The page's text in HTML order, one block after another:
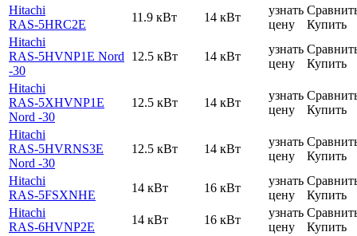
Hitachi
RAS-5HRC2E
11.9 кВт 14 кВт
узнать
цену
Купить
Hitachi
RAS-5HVNP1E Nord
-30
12.5 кВт 14 кВт
узнать
цену
Купить
Hitachi
RAS-5XHVNP1E
Nord -30
12.5 кВт 14 кВт
узнать
цену
Купить
Hitachi
RAS-5HVRNS3E
Nord -30
12.5 кВт 14 кВт
узнать
цену
Купить
Hitachi
RAS-5FSXNHE
14 кВт 16 кВт
узнать
цену
Купить
Hitachi
RAS-6HVNP2E
14 кВт 16 кВт
узнать
цену
Купить